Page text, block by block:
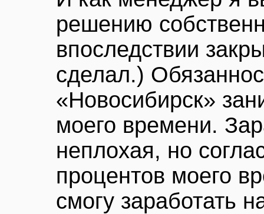
решению
впоследствии
сделал.)
«Новосибирск»
моего времени.
неплохая, но
процентов моего
смогу заработать